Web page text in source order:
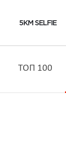
5KM SELFIE
ТОП 100